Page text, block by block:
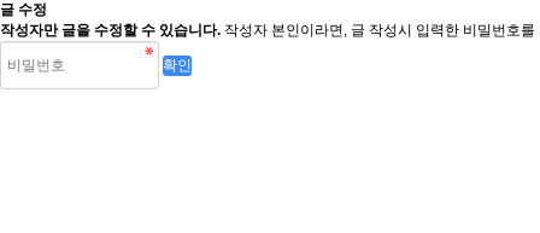
글 수정
작성자만 글을 수정할 수 있습니다. 작성자 본인이라면, 글 작성시 입력한 비밀번호